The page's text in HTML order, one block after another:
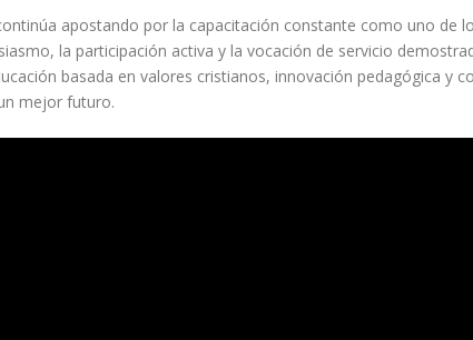
apostando por la capacitación constante como uno de
la participación activa y la vocación de servicio
basada en valores cristianos, innovación pedagógica y
mejor futuro.